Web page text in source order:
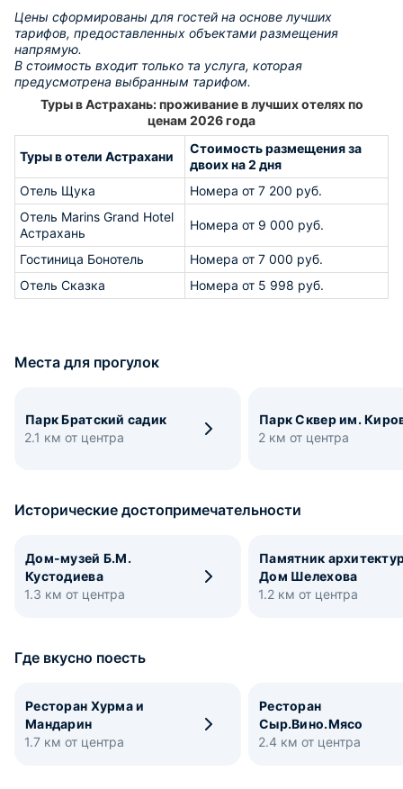
Цены сформированы для гостей на основе лучших
тарифов, предоставленных объектами размещения
напрямую.
В стоимость входит только та услуга, которая
предусмотрена выбранным тарифом.
Туры в Астрахань: проживание в лучших отелях по
ценам 2026 года
Туры в отели Астрахани
Стоимость размещения за
двоих на 2 дня
Отель Щука
Номера от 7 200 руб.
Отель Marins Grand Hotel
Астрахань
Номера от 9 000 руб.
Гостиница Бонотель
Номера от 7 000 руб.
Отель Сказка
Номера от 5 998 руб.
Места для прогулок
Парк Братский садик
2.1 км от центра
Парк Сквер им.
2 км от центра
Исторические достопримечательности
Дом-музей Б.М.
Кустодиева
1.3 км от центра
Памятник
Дом Шелехова
1.2 км от центра
Где вкусно поесть
Ресторан Хурма и
Мандарин
1.7 км от центра
Ресторан
Сыр.Вино.Мясо
2.4 км от центра